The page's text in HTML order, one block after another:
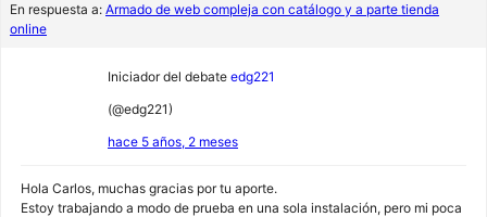
En respuesta a: Armado de web compleja con catálogo y a parte tienda
online
Iniciador del debate edg221
(@edg221)
hace 5 años, 2 meses
Hola Carlos, muchas gracias por tu aporte.
Estoy trabajando a modo de prueba en una sola instalación, pero mi poca